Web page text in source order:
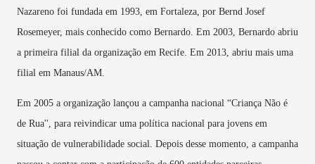
Nazareno foi fundada em 1993, em Fortaleza, por Bernd Josef
Rosemeyer, mais conhecido como Bernardo. Em 2003, Bernardo abriu
a primeira filial da organização em Recife. Em 2013, abriu mais uma
filial em Manaus/AM.
Em 2005 a organização lançou a campanha nacional “Criança Não é
de Rua'', para reivindicar uma política nacional para jovens em
situação de vulnerabilidade social. Depois desse momento, a campanha